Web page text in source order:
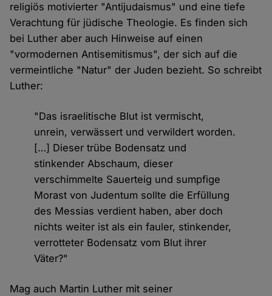
religiös motivierter "Antijudaismus" und eine tiefe
Verachtung für jüdische Theologie. Es finden sich
bei Luther aber auch Hinweise auf einen
"vormodernen Antisemitismus", der sich auf die
vermeintliche "Natur" der Juden bezieht. So schreibt
Luther:
"Das israelitische Blut ist vermischt,
unrein, verwässert und verwildert worden.
[…] Dieser trübe Bodensatz und
stinkender Abschaum, dieser
verschimmelte Sauerteig und sumpfige
Morast von Judentum sollte die Erfüllung
des Messias verdient haben, aber doch
nichts weiter ist als ein fauler, stinkender,
verrotteter Bodensatz vom Blut ihrer
Väter?"
Mag auch Martin Luther mit seiner